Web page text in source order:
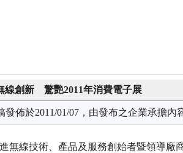
線創新 驚艷2011年消費電子展
發佈於2011/01/07，由發布之企業承擔內
無線技術、產品及服務創始者暨領導廠